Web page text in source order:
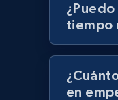
URL, Product id,
Currency,
1.1K+
tiempo
en